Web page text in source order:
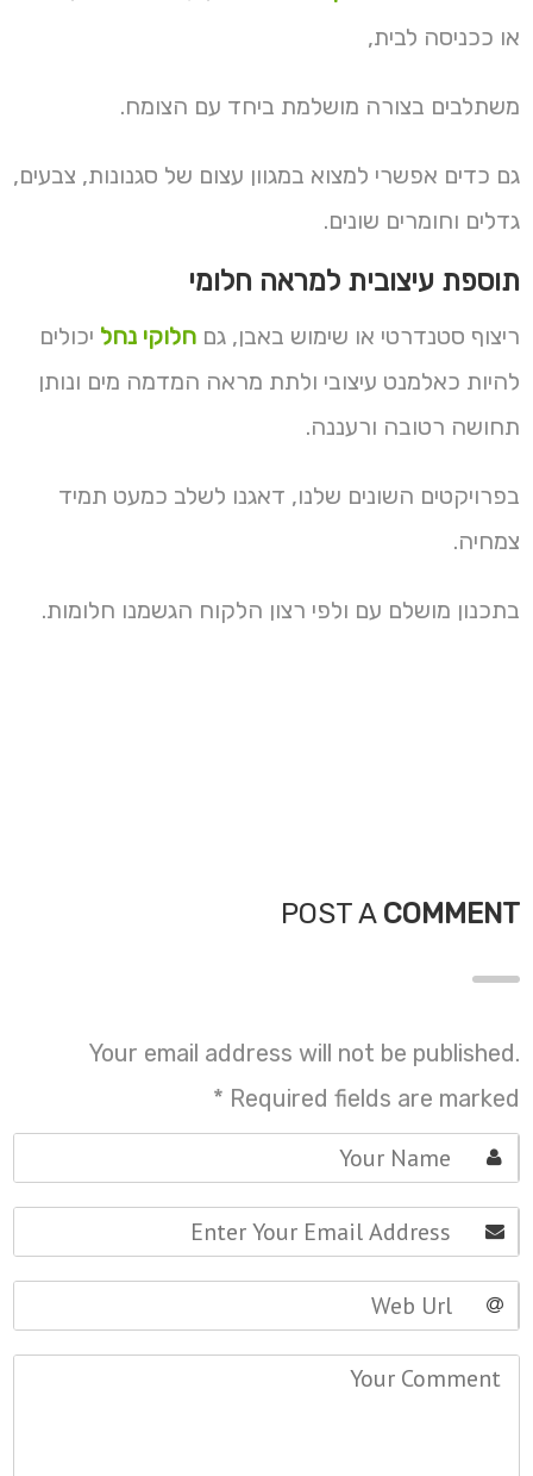
או ככניסה לבית,
משתלבים בצורה מושלמת ביחד עם הצומח.
גם כדים אפשרי למצוא במגוון עצום של סגנונות, צבעים,
גדלים וחומרים שונים.
תוספת עיצובית למראה חלומי
ריצוף סטנדרטי או שימוש באבן, גם חלוקי נחל יכולים
להיות כאלמנט עיצובי ולתת מראה המדמה מים ונותן
תחושה רטובה ורעננה.
בפרויקטים השונים שלנו, דאגנו לשלב כמעט תמיד
צמחיה.
בתכנון מושלם עם ולפי רצון הלקוח הגשמנו חלומות.
POST A COMMENT
Your email address will not be published.
Required fields are marked
*